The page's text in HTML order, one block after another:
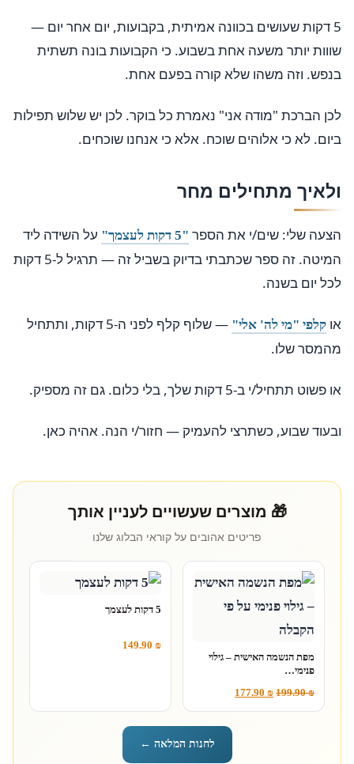
5 דקות שעושים בכוונה אמיתית, בקבועות, יום אחר יום —
שווות יותר משעה אחת בשבוע. כי הקבועות בונה תשתית
בנפש. וזה משהו שלא קורה בפעם אחת.
לכן הברכת "מודה אני" נאמרת כל בוקר. לכן יש שלוש תפילות
ביום. לא כי אלוהים שוכח. אלא כי אנחנו שוכחים.
ולאיך מתחילים מחר
הצעה שלי: שים/י את הספר "5 דקות לעצמך"
על השידה ליד
המיטה. זה ספר שכתבתי בדיוק בשביל זה — תרגיל ל-5 דקות
לכל יום בשנה.
או קלפי "מי לה' אלי"
— שלוף קלף לפני ה-5 דקות, ותתחיל
מהמסר שלו.
או פשוט תתחיל/י ב-5 דקות שלך, בלי כלום. גם זה מספיק.
ובעוד שבוע, כשתרצי להעמיק — חזור/י הנה. אהיה כאן.
🎁 מוצרים שעשויים לעניין אותך
פריטים אהובים על קוראי הבלוג שלנו
מפת הנשמה האישית – גילוי
פנימי…
199.90₪
177.90 ₪
5 דקות לעצמך
149.90 ₪
לחנות המלאה ←